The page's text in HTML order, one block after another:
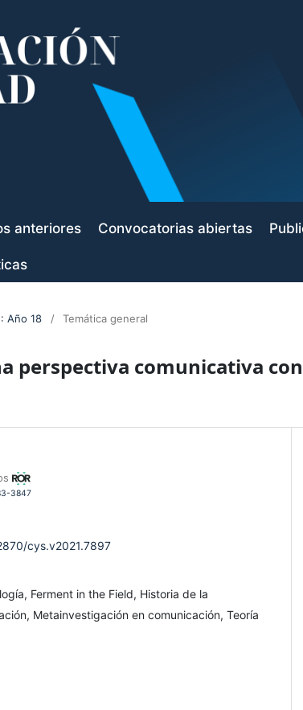
anteriores Convocatorias abiertas
Año 18 / Temática general
perspectiva comunicativa
3847
cys.v2021.7897
Ferment in the Field, Historia de la
Metainvestigación en comunicación, Teoría